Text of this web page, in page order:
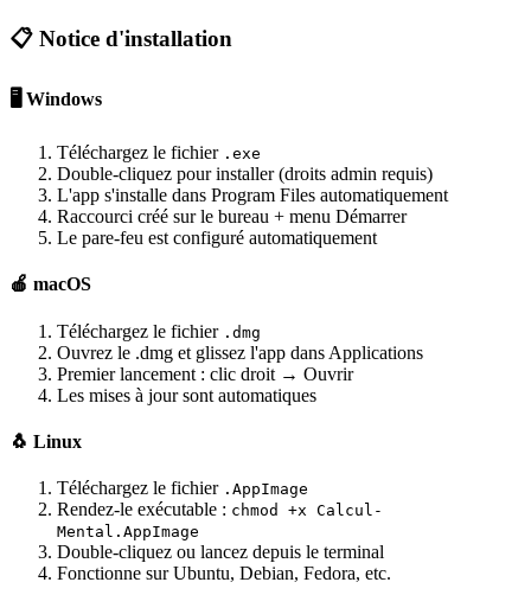
📋 Notice d'installation
🖥️ Windows
Téléchargez le fichier .exe
Double-cliquez pour installer (droits admin requis)
L'app s'installe dans Program Files automatiquement
Raccourci créé sur le bureau + menu Démarrer
Le pare-feu est configuré automatiquement
🍎 macOS
Téléchargez le fichier .dmg
Ouvrez le .dmg et glissez l'app dans Applications
Premier lancement : clic droit → Ouvrir
Les mises à jour sont automatiques
🐧 Linux
Téléchargez le fichier .AppImage
Rendez-le exécutable : chmod +x Calcul-
Mental.AppImage
Double-cliquez ou lancez depuis le terminal
Fonctionne sur Ubuntu, Debian, Fedora, etc.